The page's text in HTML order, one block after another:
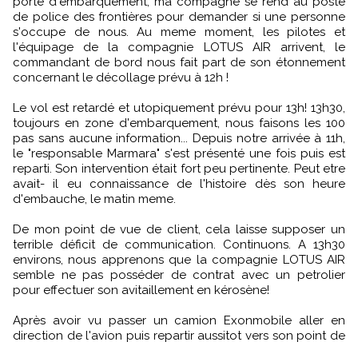
de police des frontières pour demander si une personne
s'occupe de nous. Au meme moment, les pilotes et
l'équipage de la compagnie LOTUS AIR arrivent, le
commandant de bord nous fait part de son étonnement
concernant le décollage prévu à 12h !
Le vol est retardé et utopiquement prévu pour 13h! 13h30,
toujours en zone d'embarquement, nous faisons les 100
pas sans aucune information... Depuis notre arrivée à 11h,
le "responsable Marmara" s'est présenté une fois puis est
reparti. Son intervention était fort peu pertinente. Peut etre
avait- il eu connaissance de l'histoire dès son heure
d'embauche, le matin meme.
De mon point de vue de client, cela laisse supposer un
terrible déficit de communication. Continuons. A 13h30
environs, nous apprenons que la compagnie LOTUS AIR
semble ne pas posséder de contrat avec un petrolier
pour effectuer son avitaillement en kérosène!
Après avoir vu passer un camion Exonmobile aller en
direction de l'avion puis repartir aussitot vers son point de